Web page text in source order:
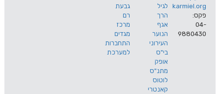
לגיל
הרך
אגף
הנוער
גבעת
רם
מרכז
מגדים
התחברות
למערכת